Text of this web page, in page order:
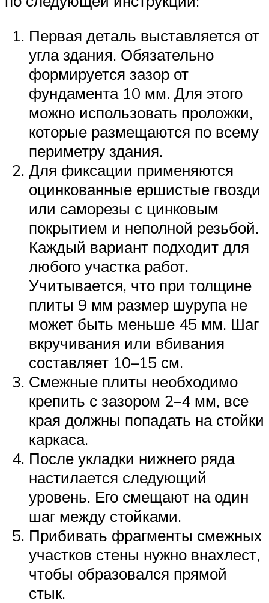
Первая деталь выставляется от
угла здания. Обязательно
формируется зазор от
фундамента 10 мм. Для этого
можно использовать проложки,
которые размещаются по всему
периметру здания.
Для фиксации применяются
оцинкованные ершистые гвозди
или саморезы с цинковым
покрытием и неполной резьбой.
Каждый вариант подходит для
любого участка работ.
Учитывается, что при толщине
плиты 9 мм размер шурупа не
может быть меньше 45 мм. Шаг
вкручивания или вбивания
составляет 10–15 см.
Смежные плиты необходимо
крепить с зазором 2–4 мм, все
края должны попадать на стойки
каркаса.
После укладки нижнего ряда
настилается следующий
уровень. Его смещают на один
шаг между стойками.
Прибивать фрагменты смежных
участков стены нужно внахлест,
чтобы образовался прямой
стык.